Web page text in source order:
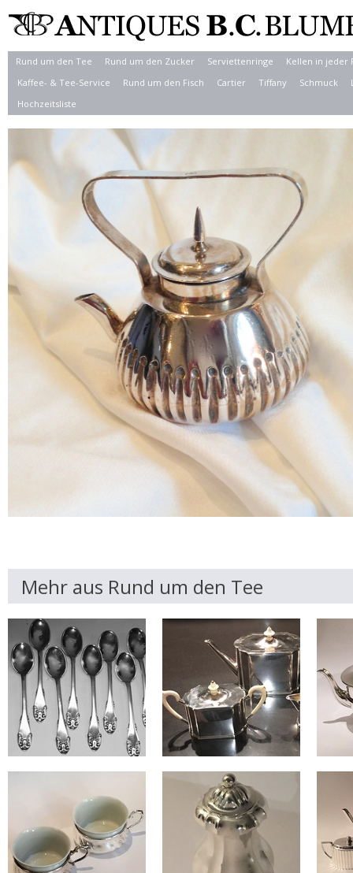
Rund um den Tee Rund um den Zucker Serviettenringe
Kellen in jeder
Kaffee- & Tee-Service
Rund um den Fisch Cartier Tiffany Schmuck
Hochzeitsliste
Mehr aus Rund um den Tee